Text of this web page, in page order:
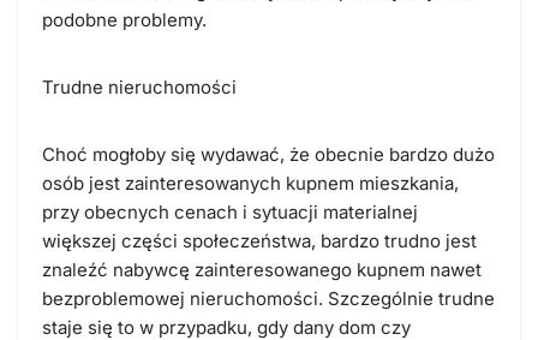
podobne problemy.
Trudne nieruchomości
Choć mogłoby się wydawać, że obecnie bardzo dużo
osób jest zainteresowanych kupnem mieszkania,
przy obecnych cenach i sytuacji materialnej
większej części społeczeństwa, bardzo trudno jest
znaleźć nabywcę zainteresowanego kupnem nawet
bezproblemowej nieruchomości. Szczególnie trudne
staje się to w przypadku, gdy dany dom czy